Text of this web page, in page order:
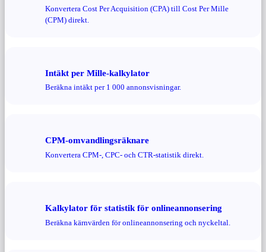
Konvertera Cost Per Acquisition (CPA) till Cost Per Mille
(CPM) direkt.
Intäkt per Mille-kalkylator
Beräkna intäkt per 1 000 annonsvisningar.
CPM-omvandlingsräknare
Konvertera CPM-, CPC- och CTR-statistik direkt.
Kalkylator för statistik för onlineannonsering
Beräkna kärnvärden för onlineannonsering och nyckeltal.